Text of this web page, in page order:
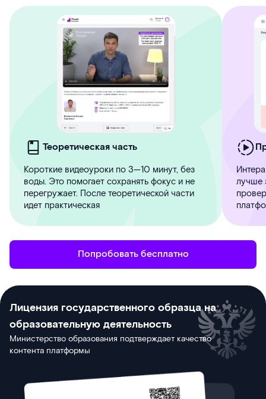
Теоретическая часть
Короткие видеоуроки по 3—10 минут, без
воды. Это помогает сохранять фокус и не
перегружает. После теоретической части
идет практическая
лучше
Попробовать бесплатно
Лицензия государственного образца на
образовательную деятельность
Министерство образования подтверждает качество
контента платформы